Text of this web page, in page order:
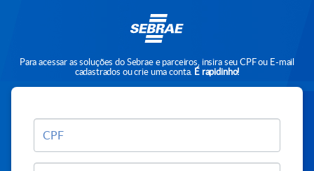
Para acessar as soluções do Sebrae e parceiros, insira seu CPF ou E-mail
cadastrados ou crie uma conta. É rapidinho!
CPF